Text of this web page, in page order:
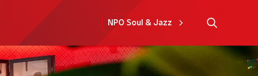
NPO Soul & Jazz